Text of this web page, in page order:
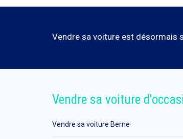
Vendre sa voiture est désormais
Vendre sa voiture
Vendre sa voiture Berne